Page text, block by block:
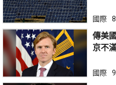
國際
傳美
京不
國際